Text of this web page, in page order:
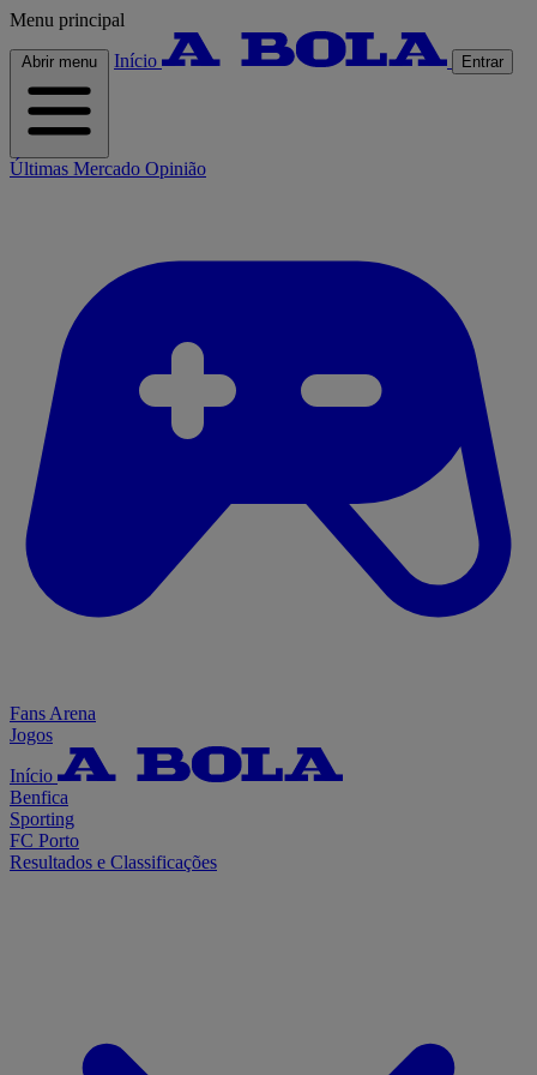
Menu principal
Abrir menu Início Entrar
Últimas Mercado Opinião
Fans Arena
Jogos
Início
Benfica
Sporting
FC Porto
Resultados e Classificações